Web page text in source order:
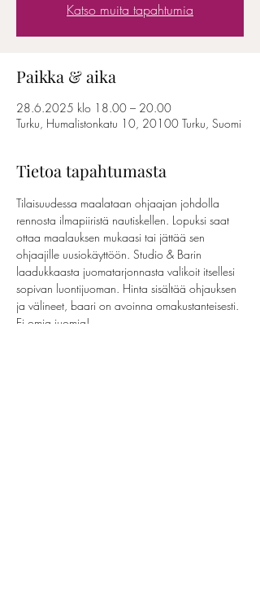
Katso muita tapahtumia
Paikka & aika
28.6.2025 klo 18.00 – 20.00
Turku, Humalistonkatu 10, 20100 Turku, Suomi
Tietoa tapahtumasta
Tilaisuudessa maalataan ohjaajan johdolla
rennosta ilmapiiristä nautiskellen. Lopuksi saat
ottaa maalauksen mukaasi tai jättää sen
ohjaajille uusiokäyttöön. Studio & Barin
laadukkaasta juomatarjonnasta valikoit itsellesi
sopivan luontijuoman. Hinta sisältää ohjauksen
ja välineet, baari on avoinna omakustanteisesti.
Ei omia juomia!